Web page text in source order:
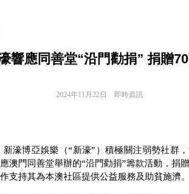
響應同善堂“沿門勸捐” 捐贈
2024年11月22日 即時資訊
新濠博亞娛樂（“新濠”）積極關注弱勢社群
澳門同善堂舉辦的“沿門勸捐”籌款活動，捐
支持其為本澳社區提供公益服務及助貧施濟